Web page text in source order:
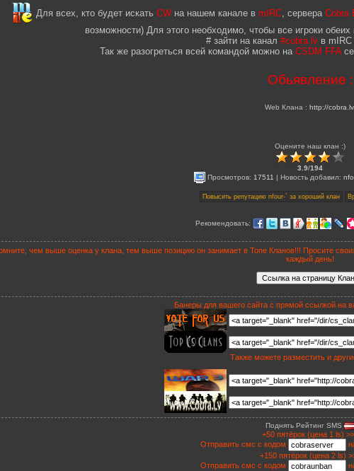
Для всех, кто будет искать CW на нашем канале в mIRC , сервера Cobra
возможности) Для этого необходимо, чтобы все игроки
# зайти на канал #cobra.lvв mIRC
Так же разогреться всей командой можно на CSDM FFA
Обьявление :
Web Клана : http://
Оцените наш клан :)
3.9/194
Просмотров: 17511 | Новость добавил:
Рекомендовать:
чем выше оценка у клана, тем выше позицию он занимает в Топе Кланов!!! Просите
каждый день!
Банеры для вашего сайта с прямой ссылкой на
Также можете разместить и
Поднять Рейтинг SMS
+50 пятёрок (цена 1 ls)
Отправить смс с кодом
+150 пятёрок (цена 2 ls)
Отправить смс с кодом